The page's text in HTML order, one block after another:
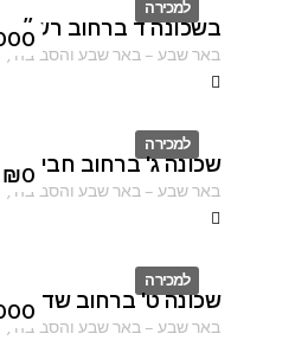
למכירה
ID
בשכונה ד ברחוב רש״י
באר שבע–באר שבע והסביבה ,
למכירה
ID
₪0
שכונה ג' ברחוב חביבה
באר שבע–באר שבע והסביבה ,
למכירה
ID
שכונה ט' ברחוב שדרות
באר שבע–באר שבע והסביבה ,